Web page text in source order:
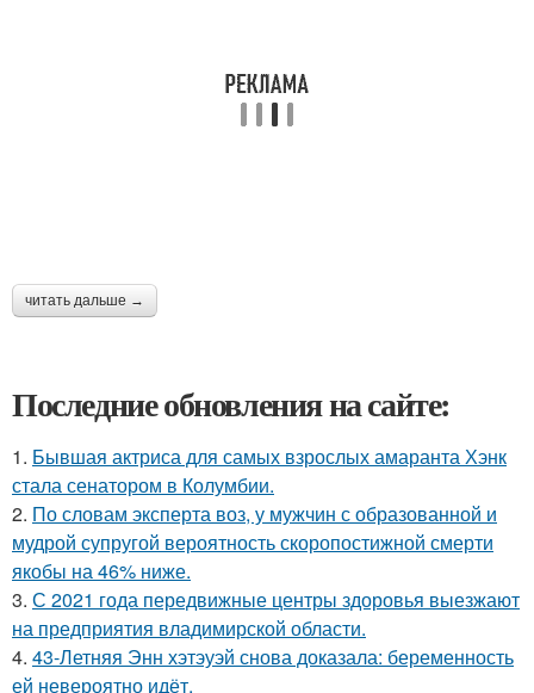
читать дальше →
Последние обновления на сайте:
1. Бывшая актриса для самых взрослых амаранта Хэнк
стала сенатором в Колумбии.
2. По словам эксперта воз, у мужчин с образованной и
мудрой супругой вероятность скоропостижной смерти
якобы на 46% ниже.
3. С 2021 года передвижные центры здоровья выезжают
на предприятия владимирской области.
4. 43-Летняя Энн хэтэуэй снова доказала: беременность
ей невероятно идёт.